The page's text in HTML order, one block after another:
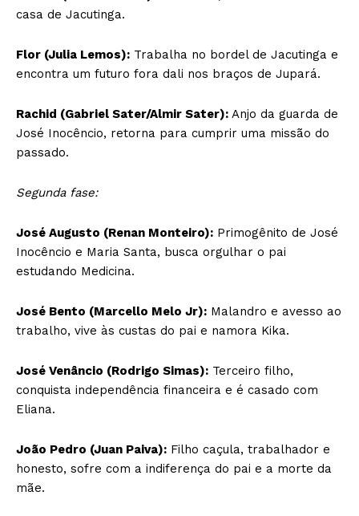
casa de Jacutinga.
Flor (Julia Lemos): Trabalha no bordel de Jacutinga e
encontra um futuro fora dali nos braços de Jupará.
Rachid (Gabriel Sater/Almir Sater): Anjo da guarda de
José Inocêncio, retorna para cumprir uma missão do
passado.
Segunda fase:
José Augusto (Renan Monteiro): Primogênito de José
Inocêncio e Maria Santa, busca orgulhar o pai
estudando Medicina.
José Bento (Marcello Melo Jr): Malandro e avesso ao
trabalho, vive às custas do pai e namora Kika.
José Venâncio (Rodrigo Simas): Terceiro filho,
conquista independência financeira e é casado com
Eliana.
João Pedro (Juan Paiva): Filho caçula, trabalhador e
honesto, sofre com a indiferença do pai e a morte da
mãe.